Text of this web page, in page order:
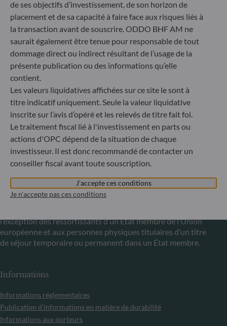
Luxembourg
+352 45 76 76 245
Enregistré au registre du commerce et des sociétés de
Luxembourg sous le numéro B 29891 Agréé et supervisé
par la commission de Surveillance du Secteur Financier
(CSSF)
Communiqué sur les sanctions européennes contre la
Russie
S’inscrivant dans le cadre des sanctions prises par l’Union
européenne dans le cadre de la crise ukrainienne, nous vous
informons que, compte tenu des dispositions des
règlements UE n°833/2014 et UE n°398/2022, la
souscription des parts des fonds gérés par la Société de
Gestion est interdite à tout ressortissant russe ou
biélorusse, à toute personne physique résidant en Russie
ou en Biélorussie ou à toute personne morale, toute entité
l’exception des ressortissants d’un État membre de l’Union
européenne et aux personnes physiques titulaires d’un titre
de séjour temporaire ou permanent dans un État membre.
Informations
Informations réglementaires
Publication d’informations en matière de durabilité
Informations aux porteurs
de ses objectifs d’investissement, de son horizon de
placement et de sa capacité à faire face aux risques liés à
la transaction avant de souscrire. ODDO BHF AM ne
saurait également être tenue pour responsable de tout
dommage direct ou indirect résultant de l’usage de la
présente publication ou des informations qu’elle
contient.
Les valeurs liquidatives affichées sur ce site le sont à
titre indicatif uniquement. Seule la valeur liquidative
inscrite sur l’avis d’opéré et les relevés de titre fait foi.
Le traitement fiscal lié à l'investissement en parts ou
actions d'OPC dépend de la situation de chaque
investisseur. Il est donc recommandé de contacter un
conseiller fiscal avant toute souscription.
J'accepte ces conditions
Je n'accepte pas ces conditions